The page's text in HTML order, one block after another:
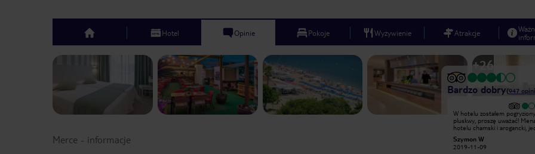
top Hotel Opinie Pokoje Wyżywienie Atrakcje
Previous slide +26
Bardzo dobry(947
Bardzo dobry
Spędziliśmy urlop pięć razy w Hotelu
W hotelu zostałem
pluskwy, proszę uważać!
hotelu chamski i arogancki,
Rosji czy Niemiec. Nie
lecieć tam przez biuro
Szymon W
2019-11-09
Merce - informacje